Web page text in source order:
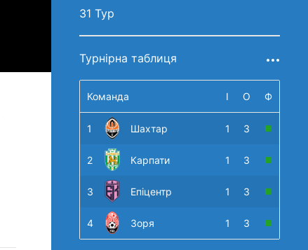
31 Тур
Турнірна таблиця
Команда І О Ф
1 Шахтар 1 3
2 Карпати 1 3
3 Епіцентр 1 3
4 Зоря 1 3